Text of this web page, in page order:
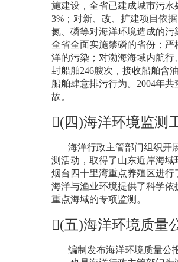
施建设，全省已建成城市污水
3% ；对新、改、扩建项目依
氮、磷等对海洋环境造成的
全省全面实施禁磷的省份；
洋的污染；对渤海海域内航
封船舶246艘次，接收船舶含
船舶肆意排污行为。 2004年共
故。
(四)海洋环境监测
海洋行政主管部门组织开
测活动，取得了山东近岸海
烟台四十里湾重点养殖区进
海洋与渔业环境提供了科学
重点海域的专项监测。
(五)海洋环境质量
编制发布海洋环境质量公